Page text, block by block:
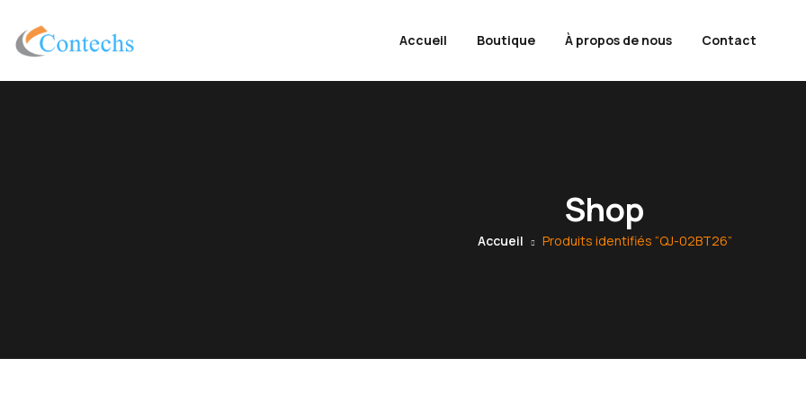
Accueil Boutique À propos de nous Contact
Shop
Accueil Produits identifiés “QJ-02BT26”